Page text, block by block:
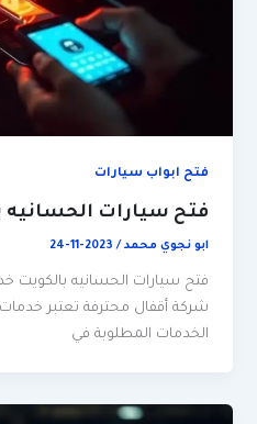
فتح ابواب سيارات
فتح سيارات الحسانيه
ابو نجوي محمد/
2023-11-24
فتح سيارات الحسانيه بالكويت
شركة أقفال محترفة تعتبر
الخدمات المطلوبة في